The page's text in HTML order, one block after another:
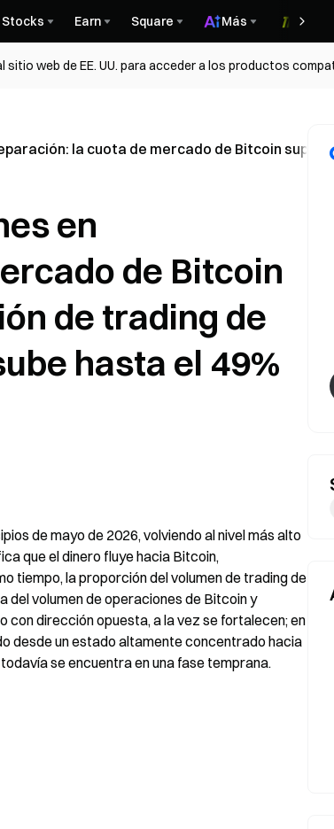
Stocks Earn Square Más
web de EE. UU. para acceder a los productos
la cuota de mercado de Bitcoin
en
de Bitcoin
de trading de
hasta el 49%
de mayo de 2026, volviendo al nivel más alto
que el dinero fluye hacia Bitcoin,
tiempo, la proporción del volumen de trading de
del volumen de operaciones de Bitcoin y
dirección opuesta, a la vez se fortalecen; en
desde un estado altamente concentrado hacia
se encuentra en una fase temprana.